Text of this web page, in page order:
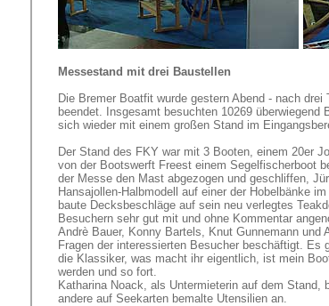
Messestand mit drei Baustellen
Die Bremer Boatfit wurde gestern Abend - nach
beendet. Insgesamt besuchten 10269
sich wieder mit einem großen Stand im
Der Stand des FKY war mit 3 Booten, einem 20er
von der Bootswerft Freest einem Segelfischerboot
der Messe den Mast abgezogen und geschliffen,
Hansajollen-Halbmodell auf einer der Hobelbänke
baute Decksbeschläge auf sein neu verlegtes
Besuchern sehr gut mit und ohne Kommentar
Andrè Bauer, Konny Bartels, Knut Gunnemann und
Fragen der interessierten Besucher beschäftigt.
die Klassiker, was macht ihr eigentlich, ist mein
werden und so fort.
Katharina Noack, als Untermieterin auf dem Stand,
andere auf Seekarten bemalte Utensilien an.